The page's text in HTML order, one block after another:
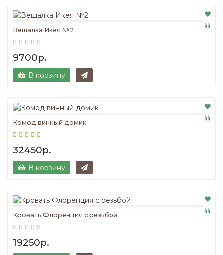
Вешалка Икея №2
9700р.
В корзину
Комод винный домик
32450р.
В корзину
Кровать Флоренция с резьбой
19250р.